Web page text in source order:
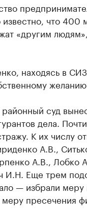
известно, что 400
«другим
находясь в
желанию.
суд
дела.
К их числу
А.В.,
А.В., Лобко
И.Н. Еще трем
— избрали
пресечения